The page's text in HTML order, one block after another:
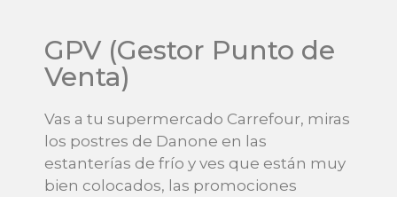
GPV (Gestor Punto de
Venta)
Vas a tu supermercado Carrefour, miras
los postres de Danone en las
estanterías de frío y ves que están muy
bien colocados, las promociones